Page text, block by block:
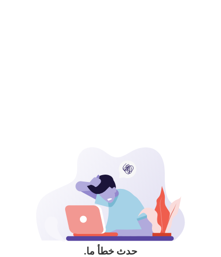
حدث خطأ ما.